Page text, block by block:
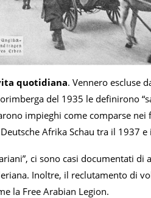
quotidiana. Vennero escluse
del 1935 le definirono
impieghi come comparse
Afrika Schau tra il 1937 e
ci sono casi documentati di
Inoltre, il reclutamento di
la Free Arabian Legion.